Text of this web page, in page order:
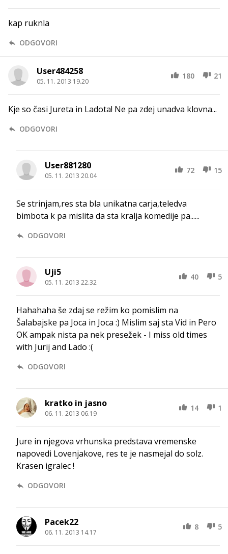
kap ruknla
ODGOVORI
User484258
05. 11. 2013 19.20
180 21
Kje so časi Jureta in Ladota! Ne pa zdej unadva klovna...
ODGOVORI
User881280
05. 11. 2013 20.04
72 15
Se strinjam,res sta bla unikatna carja,teledva
bimbota k pa mislita da sta kralja komedije pa......
ODGOVORI
Uji5
05. 11. 2013 22.32
40 5
Hahahaha še zdaj se režim ko pomislim na
Šalabajske pa Joca in Joca :) Mislim saj sta Vid in Pero
OK ampak nista pa nek presežek - I miss old times
with Jurij and Lado :(
ODGOVORI
kratko in jasno
06. 11. 2013 06.19
14 1
Jure in njegova vrhunska predstava vremenske
napovedi Lovenjakove, res te je nasmejal do solz.
Krasen igralec !
ODGOVORI
Pacek22
06. 11. 2013 14.17
8 5